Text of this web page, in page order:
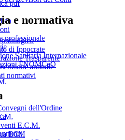
e normativa
di Ippocrate
Trasparente
annuale
normativi
pdf
professionale
Sanitaria Internazionale
FNOMCeO
dell'Ordine
E.C.M.
ECM